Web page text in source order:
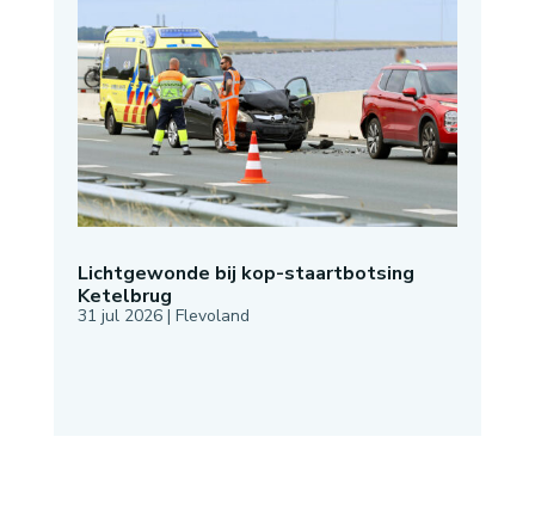
Lichtgewonde bij kop-staartbotsing
Ketelbrug
31 jul 2026| Flevoland